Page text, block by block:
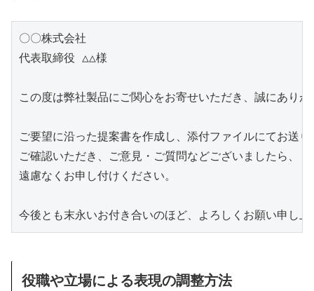
〇〇株式会社
代表取締役 △△様
この度は弊社製品にご関心をお寄せいただき、誠にあり
ご要望に沿った提案書を作成し、添付ファイルにてお送
ご確認いただき、ご意見・ご質問などございましたら、
遠慮なくお申し付けください。
役職や立場による表現の調整方法